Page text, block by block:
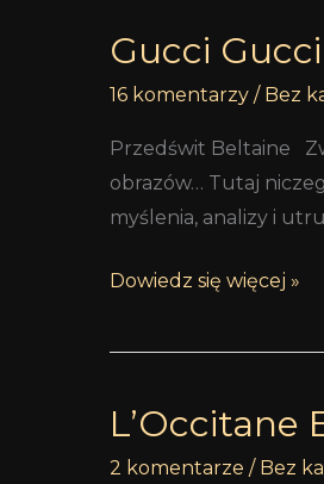
Gucci
16 komentarzy / Bez
Przedświt Beltaine
obrazów… Tutaj
myślenia, analizy i
Gucci
Homme
Dowiedz się więcej »
L’Occitane
2 komentarze / Bez
L’Occitane